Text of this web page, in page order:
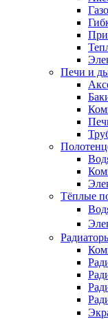
Печи и
Тёплые